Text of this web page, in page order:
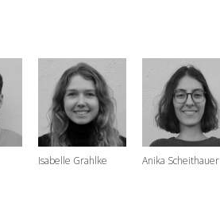
Isabelle Grahlke Anika Scheithauer